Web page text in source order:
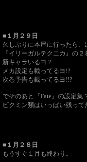
■１月２９日
久しぶりに本屋に行ったら、
『イリーガルテクニカ』の２
新キャラいるヨ？
メカ設定も載ってるヨ!?
次巻予告も載ってるヨ!!?
でそのあと『Fate』の設定集
ピクミン類はいっぱい残って
■１月２８日
もうすぐ１月も終わり。